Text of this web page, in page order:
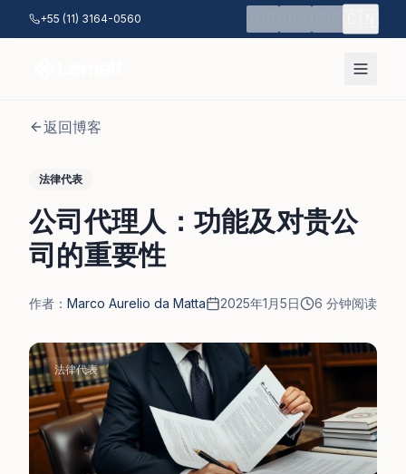
跳至主要内容+55 (11) 3164-0560 🇪🇸🇨🇳
返回博客
法律代表
公司代理人：功能及对贵公
司的重要性
作者： Marco Aurelio da Matta 2025年1月5日 6 分钟阅读
法律代表